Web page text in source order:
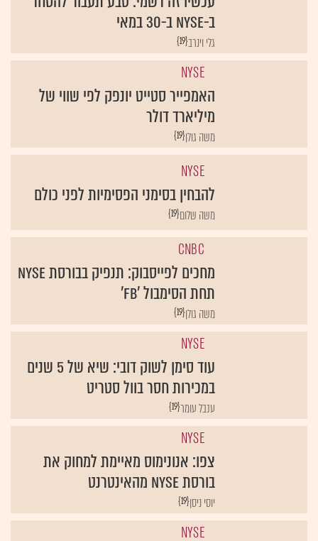
ב-NYSE ב-30 במאי
{19}גלי וינרב
NYSE
האמפייר סטייט יונפק לפי שווי של
מיליארד דולר
{19}משה גולן
NYSE
להבחין בסימני הפסימיות לפני כולם
{19}משה שלום
CNBC
מחכים לפייסבוק: תנפיק בבורסת NYSE
תחת הסימבול 'FB'
{19}משה גולן
NYSE
עוד סימן לשוק דובי: שיא של 5 שנים
במכירות חסר בוול סטריט
{19}ענבל עומר
NYSE
צפו: אנונימוס מאיימת למחוק את
בורסת NYSE מהאינטרנט
{19}יוסי ניסן
NYSE